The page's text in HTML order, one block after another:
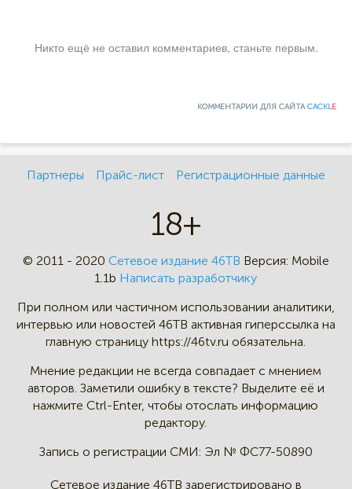
Никто ещё не оставил комментариев, станьте первым.
КОММЕНТАРИИ ДЛЯ САЙТАCACKLE
Партнеры Прайс-лист Регистрационные данные
18+
© 2011 - 2020 Сетевое издание 46ТВ Версия: Mobile
1.1b Написать разработчику
При полном или частичном использовании аналитики,
интервью или новостей 46TB активная гиперссылка на
главную страницу https://46tv.ru обязательна.
Мнение редакции не всегда совпадает с мнением
авторов. Заметили ошибку в тексте? Выделите её и
нажмите Ctrl-Enter, чтобы отослать информацию
редактору.
Запись о регистрации СМИ: Эл № ФС77-50890
Сетевое издание 46ТВ зарегистрировано в